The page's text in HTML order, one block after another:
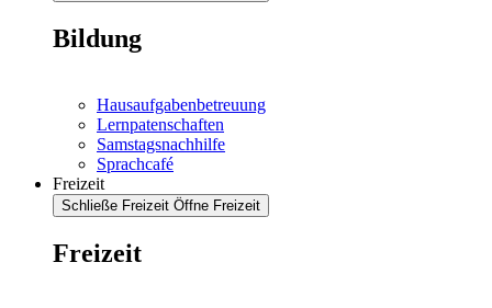
Bildung
Hausaufgabenbetreuung
Lernpatenschaften
Samstagsnachhilfe
Sprachcafé
Freizeit
Schließe Freizeit Öffne Freizeit
Freizeit